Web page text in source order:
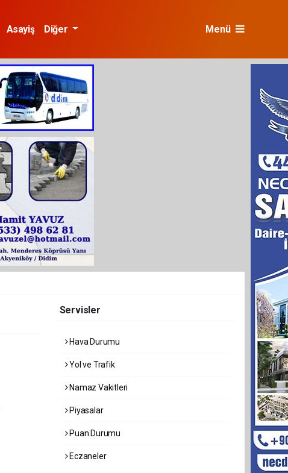
Asayiş Diğer Menü
Servisler
Hava Durumu
Yol ve Trafik
Namaz Vakitleri
Piyasalar
Puan Durumu
Eczaneler